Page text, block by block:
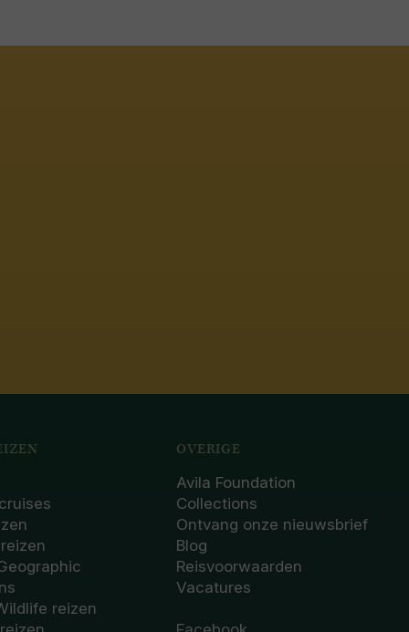
reizen
OVERIGE
Avila Foundation
Collections
Ontvang onze nieuwsbrief
Blog
Reisvoorwaarden
Vacatures